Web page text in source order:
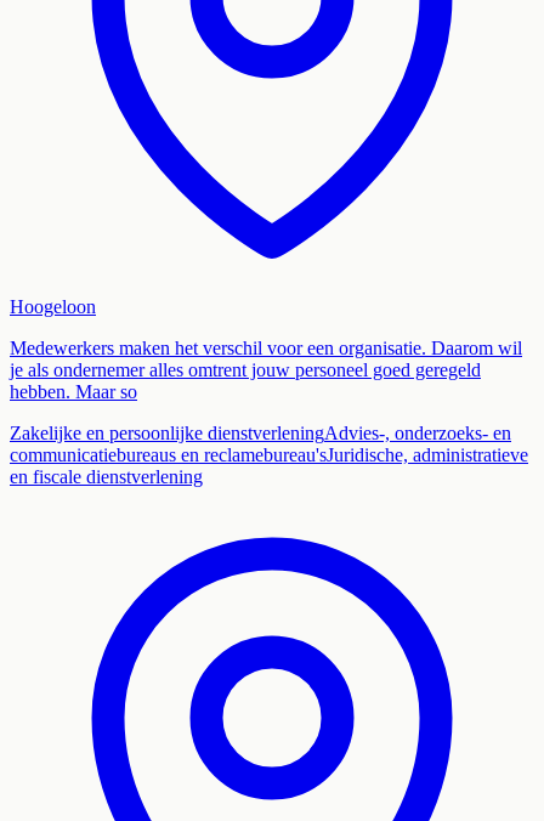
Hoogeloon
Medewerkers maken het verschil voor een organisatie. Daarom wil
je als ondernemer alles omtrent jouw personeel goed geregeld
hebben. Maar so
Zakelijke en persoonlijke dienstverleningAdvies-, onderzoeks- en
communicatiebureaus en reclamebureau'sJuridische, administratieve
en fiscale dienstverlening